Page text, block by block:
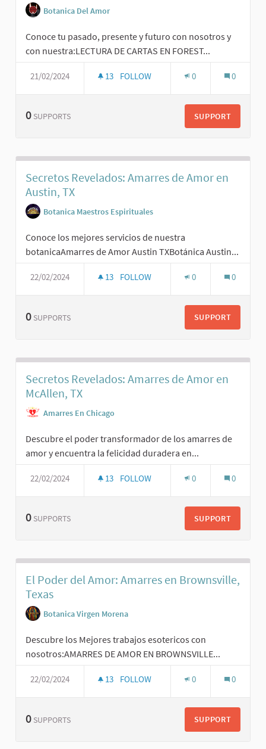
Botanica Del Amor
Conoce tu pasado, presente y futuro con nosotros y
con nuestra:LECTURA DE CARTAS EN FOREST...
21/02/2024 13 FOLLOW 0 0
0 SUPPORTS SUPPORT
Secretos Revelados: Amarres de Amor en
Austin, TX
Botanica Maestros Espirituales
Conoce los mejores servicios de nuestra
botanicaAmarres de Amor Austin TXBotánica Austin...
22/02/2024 13 FOLLOW 0 0
0 SUPPORTS SUPPORT
Secretos Revelados: Amarres de Amor en
McAllen, TX
Amarres En Chicago
Descubre el poder transformador de los amarres de
amor y encuentra la felicidad duradera en...
22/02/2024 13 FOLLOW 0 0
0 SUPPORTS SUPPORT
El Poder del Amor: Amarres en Brownsville,
Texas
Botanica Virgen Morena
Descubre los Mejores trabajos esotericos con
nosotros:AMARRES DE AMOR EN BROWNSVILLE...
22/02/2024 13 FOLLOW 0 0
0 SUPPORTS SUPPORT